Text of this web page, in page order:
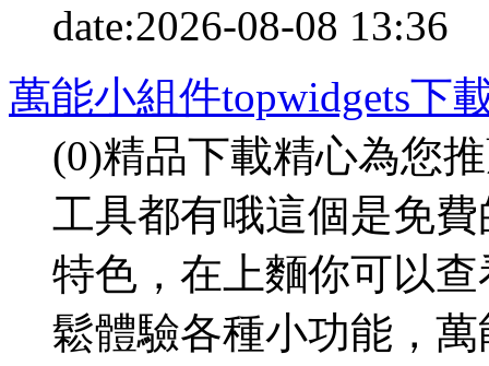
date:2026-08-08 13:36
萬能小組件topwidgets下
(0)精品下載精心為您
工具都有哦這個是免
特色，在上麵你可以
鬆體驗各種小功能，